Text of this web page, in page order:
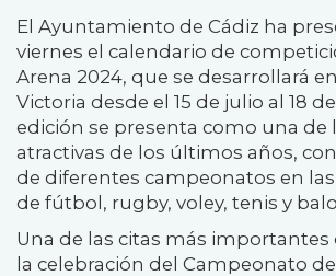
El Ayuntamiento de Cádiz ha
viernes el calendario de
Arena 2024, que se desarrollará
Victoria desde el 15 de julio al 18
edición se presenta como una de
atractivas de los últimos años,
de diferentes campeonatos en
de fútbol, rugby, voley, tenis y
Una de las citas más importantes
la celebración del Campeonato